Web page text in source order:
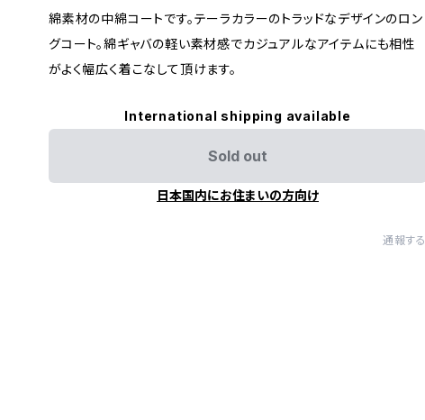
綿素材の中綿コートです。テーラカラーのトラッドなデザインのロン
グコート。綿ギャバの軽い素材感でカジュアルなアイテムにも相性
がよく幅広く着こなして頂けます。
International shipping available
Sold out
日本国内にお住まいの方向け
通報する